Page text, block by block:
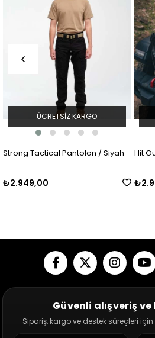
Strong Tactical Pantolon / Siyah
₺2.949,00
ÜCRETSIZ KARGO
Hit
Güvenli alışveriş ve
Sipariş, kargo ve destek süreçleri için